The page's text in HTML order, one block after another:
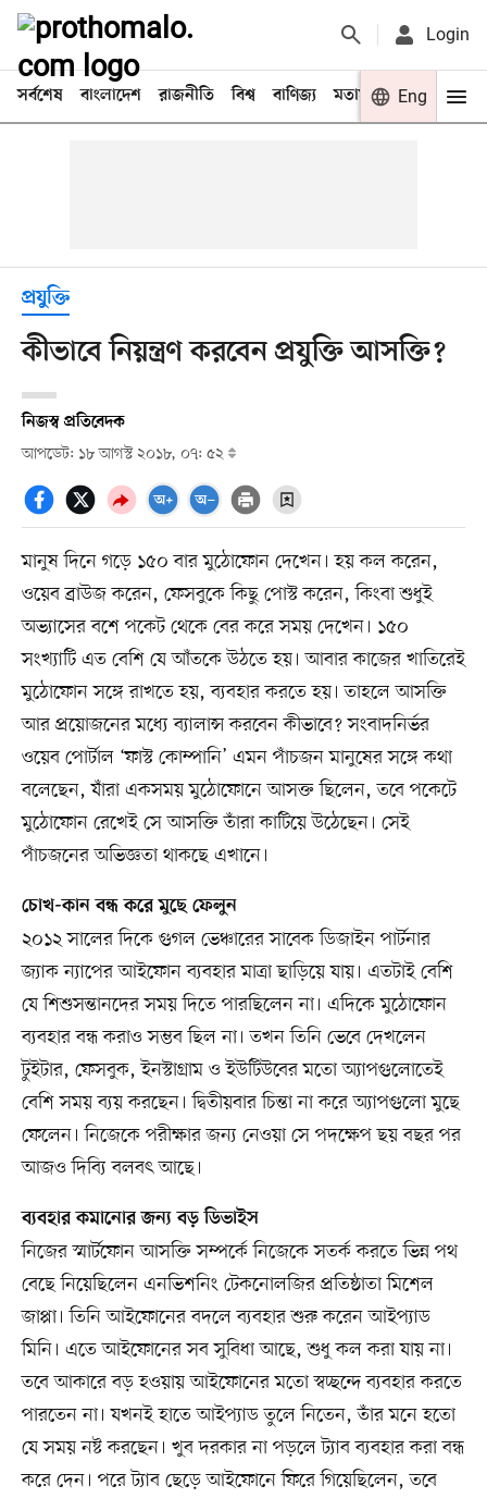
Login
সর্বশেষ বাংলাদেশ রাজনীতি বিশ্ব বাণিজ্য মতামত খেলা
Eng
প্রযুক্তি
কীভাবে নিয়ন্ত্রণ করবেন প্রযুক্তি আসক্তি?
নিজস্ব প্রতিবেদক
আপডেট: ১৮ আগস্ট ২০১৮, ০৭: ৫২
মানুষ দিনে গড়ে ১৫০ বার মুঠোফোন দেখেন। হয় কল করেন,
ওয়েব ব্রাউজ করেন, ফেসবুকে কিছু পোস্ট করেন, কিংবা শুধুই
অভ্যাসের বশে পকেট থেকে বের করে সময় দেখেন। ১৫০
সংখ্যাটি এত বেশি যে আঁতকে উঠতে হয়। আবার কাজের খাতিরেই
মুঠোফোন সঙ্গে রাখতে হয়, ব্যবহার করতে হয়। তাহলে আসক্তি
আর প্রয়োজনের মধ্যে ব্যালান্স করবেন কীভাবে? সংবাদনির্ভর
ওয়েব পোর্টাল ‘ফাস্ট কোম্পানি’ এমন পাঁচজন মানুষের সঙ্গে কথা
বলেছেন, যাঁরা একসময় মুঠোফোনে আসক্ত ছিলেন, তবে পকেটে
মুঠোফোন রেখেই সে আসক্তি তাঁরা কাটিয়ে উঠেছেন। সেই
পাঁচজনের অভিজ্ঞতা থাকছে এখানে।
চোখ-কান বন্ধ করে মুছে ফেলুন
২০১২ সালের দিকে গুগল ভেঞ্চারের সাবেক ডিজাইন পার্টনার
জ্যাক ন্যাপের আইফোন ব্যবহার মাত্রা ছাড়িয়ে যায়। এতটাই বেশি
যে শিশুসন্তানদের সময় দিতে পারছিলেন না। এদিকে মুঠোফোন
ব্যবহার বন্ধ করাও সম্ভব ছিল না। তখন তিনি ভেবে দেখলেন
টুইটার, ফেসবুক, ইনস্টাগ্রাম ও ইউটিউবের মতো অ্যাপগুলোতেই
বেশি সময় ব্যয় করছেন। দ্বিতীয়বার চিন্তা না করে অ্যাপগুলো মুছে
ফেলেন। নিজেকে পরীক্ষার জন্য নেওয়া সে পদক্ষেপ ছয় বছর পর
আজও দিব্যি বলবৎ আছে।
ব্যবহার কমানোর জন্য বড় ডিভাইস
নিজের স্মার্টফোন আসক্তি সম্পর্কে নিজেকে সতর্ক করতে ভিন্ন পথ
বেছে নিয়েছিলেন এনভিশনিং টেকনোলজির প্রতিষ্ঠাতা মিশেল
জাপ্পা। তিনি আইফোনের বদলে ব্যবহার শুরু করেন আইপ্যাড
মিনি। এতে আইফোনের সব সুবিধা আছে, শুধু কল করা যায় না।
তবে আকারে বড় হওয়ায় আইফোনের মতো স্বচ্ছন্দে ব্যবহার করতে
পারতেন না। যখনই হাতে আইপ্যাড তুলে নিতেন, তাঁর মনে হতো
যে সময় নষ্ট করছেন। খুব দরকার না পড়লে ট্যাব ব্যবহার করা বন্ধ
করে দেন। পরে ট্যাব ছেড়ে আইফোনে ফিরে গিয়েছিলেন, তবে